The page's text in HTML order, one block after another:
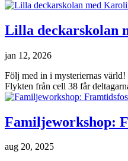
Lilla deckarskolan
jan 12, 2026
Följ med in i mysteriernas
Flykten från cell 38 får
Familjeworkshop:
aug 20, 2025